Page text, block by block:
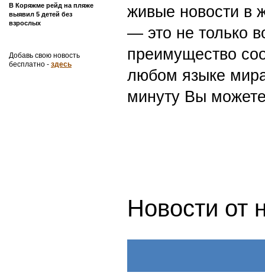
В Коряжме рейд на пляже
выявил 5 детей без
взрослых
Добавь свою новость
бесплатно - здесь
живые новости в
— это не только
преимущество
любом языке
минуту Вы
Новости от